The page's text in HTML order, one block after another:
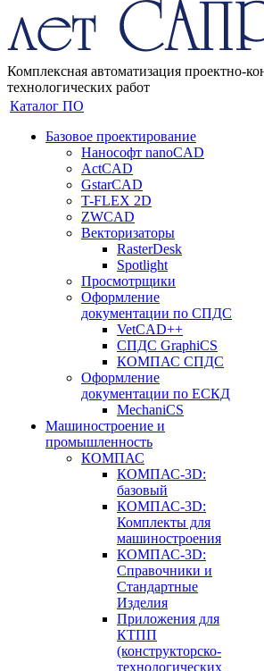
Комплексная автоматизация проектно-
технологических работ
Каталог ПО
Базовое проектирование
Нанософт nanoCAD
ActCAD
GstarCAD
T-FLEX 2D
ZWCAD
Векторизаторы
RasterDesk
Spotlight
Просмотрщики
Оформление
документации по СПДС
VetCAD++
СПДС GraphiCS
КОМПАС СПДС
Оформление
документации по ЕСКД
MechaniCS
Машиностроение и
промышленность
КОМПАС
КОМПАС-3D:
базовый
КОМПАС-3D:
Комплекты для
машиностроения
КОМПАС-3D:
Справочники и
Стандартные
Изделия
Приложения для
КТПП
(конструкторско-
технологических